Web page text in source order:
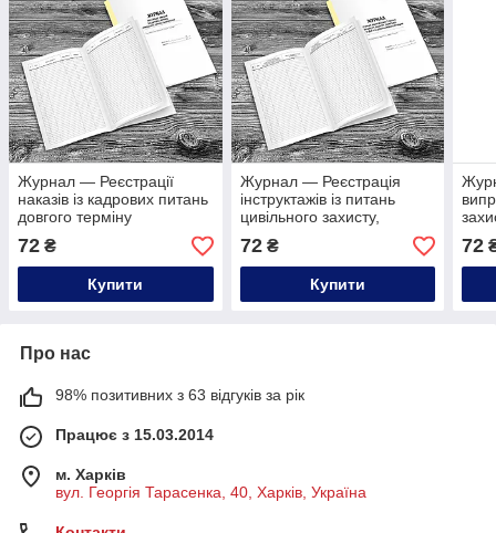
Журнал — Реєстрації
наказів із кадрових питань
довгого терміну
зберігання
72 ₴
Купити
Журнал — Реєстрація
інструктажів із питань
цивільного захисту,
пожежної безпеки та дій в
НС
72₴
Купити
гуми
72
Про нас
98% позитивних з 63 відгуків за рік
Працює з 15.03.2014
м. Харків
вул. Георгія Тарасенка, 40, Харків, Україна